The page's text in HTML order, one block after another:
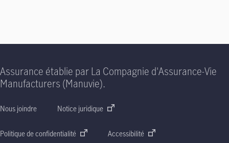
Assurance établie par La Compagnie d'Assurance-Vie
Manufacturers (Manuvie).
Nous joindre Notice juridique
Politique de confidentialité Accessibilité